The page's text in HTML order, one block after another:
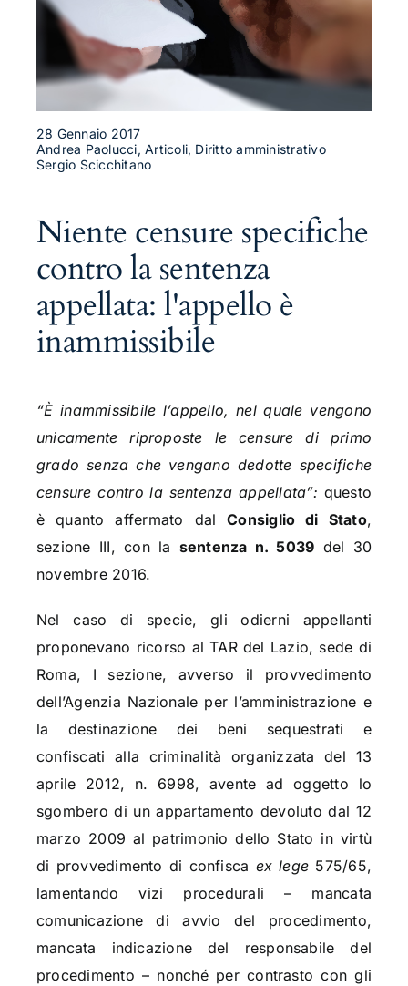
28 Gennaio 2017
Andrea Paolucci, Articoli, Diritto amministrativo
Sergio Scicchitano
Niente censure specifiche
contro la sentenza
appellata: l'appello è
inammissibile
“È inammissibile l’appello, nel quale vengono
unicamente riproposte le censure di primo
grado senza che vengano dedotte specifiche
censure contro la sentenza appellata”: questo
è quanto affermato dalConsiglio di Stato,
sezione III, con la sentenza n. 5039 del 30
novembre 2016.
Nel caso di specie, gli odierni appellanti
proponevano ricorso al TAR del Lazio, sede di
Roma, I sezione, avverso il provvedimento
dell’Agenzia Nazionale per l’amministrazione e
la destinazione dei beni sequestrati e
confiscati alla criminalità organizzata del 13
aprile 2012, n. 6998, avente ad oggetto lo
sgombero di un appartamento devoluto dal 12
marzo 2009 al patrimonio dello Stato in virtù
di provvedimento di confisca ex lege 575/65,
lamentando vizi procedurali – mancata
comunicazione di avvio del procedimento,
mancata indicazione del responsabile del
procedimento – nonché per contrasto con gli